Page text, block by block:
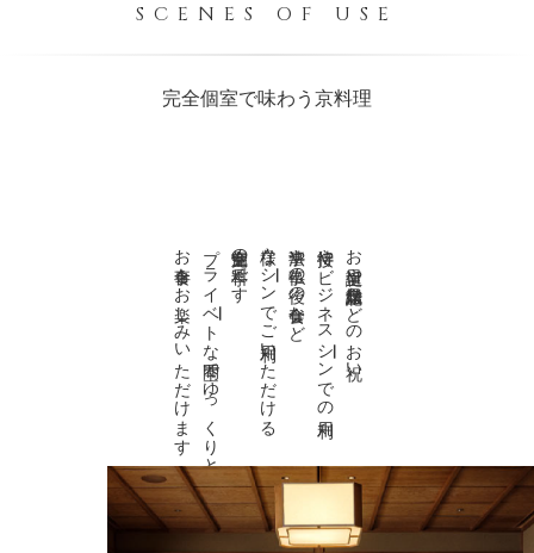
SCENES OF USE
完全個室で味わう京料理
お誕生日や結婚記念日などのお祝い
接待やビジネスシ
ンでの利用
法事や仏事の後の会食など
様々なシ
ンでご利用いただける
完全個室の料亭です
プライベ
トな空間でゆっくりと
お食事をお楽しみいただけます